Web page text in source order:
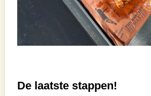
De laatste stappen!